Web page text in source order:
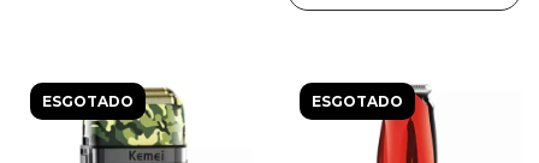
ESGOTADO ESGOTADO